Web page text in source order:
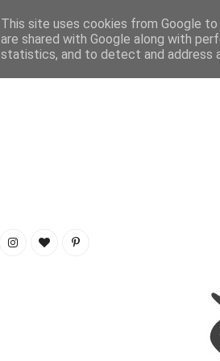
This site uses cookies from Google
are shared with Google along with
statistics, and to detect and address